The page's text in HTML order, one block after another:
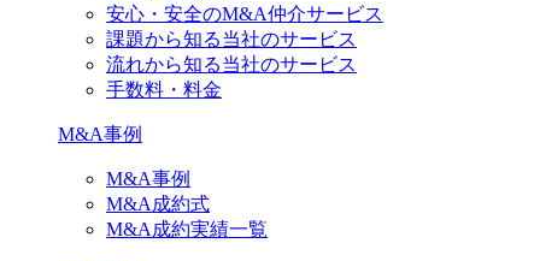
安心・安全のM&A仲介サービス
課題から知る当社のサービス
流れから知る当社のサービス
手数料・料金
M&A事例
M&A事例
M&A成約式
M&A成約実績一覧